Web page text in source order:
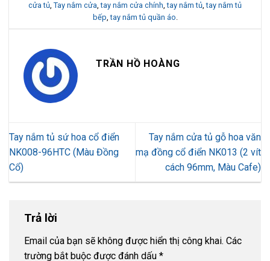
cửa tủ, Tay nắm cửa,tay nắm cửa chính,tay nắm tủ,tay nắm tủ
bếp,tay nắm tủ quần áo.
TRẦN HỒ HOÀNG
Tay nắm tủ sứ hoa cổ điển
NK008-96HTC (Màu Đồng
Cổ)
Tay nắm cửa tủ gỗ hoa văn
mạ đồng cổ điển NK013 (2 vít
cách 96mm, Màu Cafe)
Trả lời
Email của bạn sẽ không được hiển thị công khai. Các
trường bắt buộc được đánh dấu *